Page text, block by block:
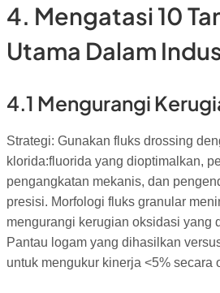
4. Mengatasi 10
Utama Dalam
4.1 Mengurangi
Strategi: Gunakan fluks drossing
klorida:fluorida yang dioptimalkan,
pengangkatan mekanis, dan
presisi. Morfologi fluks granular
mengurangi kerugian oksidasi yang
Pantau logam yang dihasilkan
untuk mengukur kinerja <5% secara